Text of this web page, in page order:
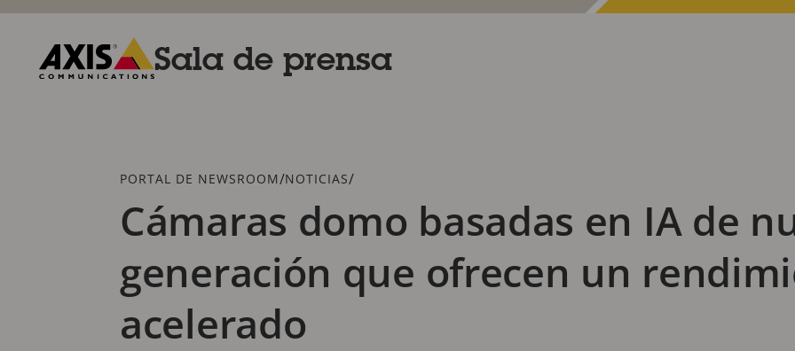
Saltar
contenido
principal
Sala de prensa
Breadcrumb
PORTAL DE NEWSROOM/NOTICIAS/
Cámaras domo basadas en IA de
generación que ofrecen un
acelerado